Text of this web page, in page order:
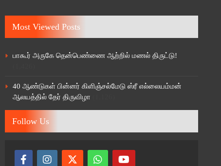
Most Viewed Posts
பாகூர் அருகே தென்பெண்ணை ஆற்றில் மணல் திருட்டு!
40 ஆண்டுகள் பின்னர் கிளிஞ்சல்மேடு ஸ்ரீ எல்லையம்மன்
ஆலயத்தில் தேர் திருவிழா
Follow Us